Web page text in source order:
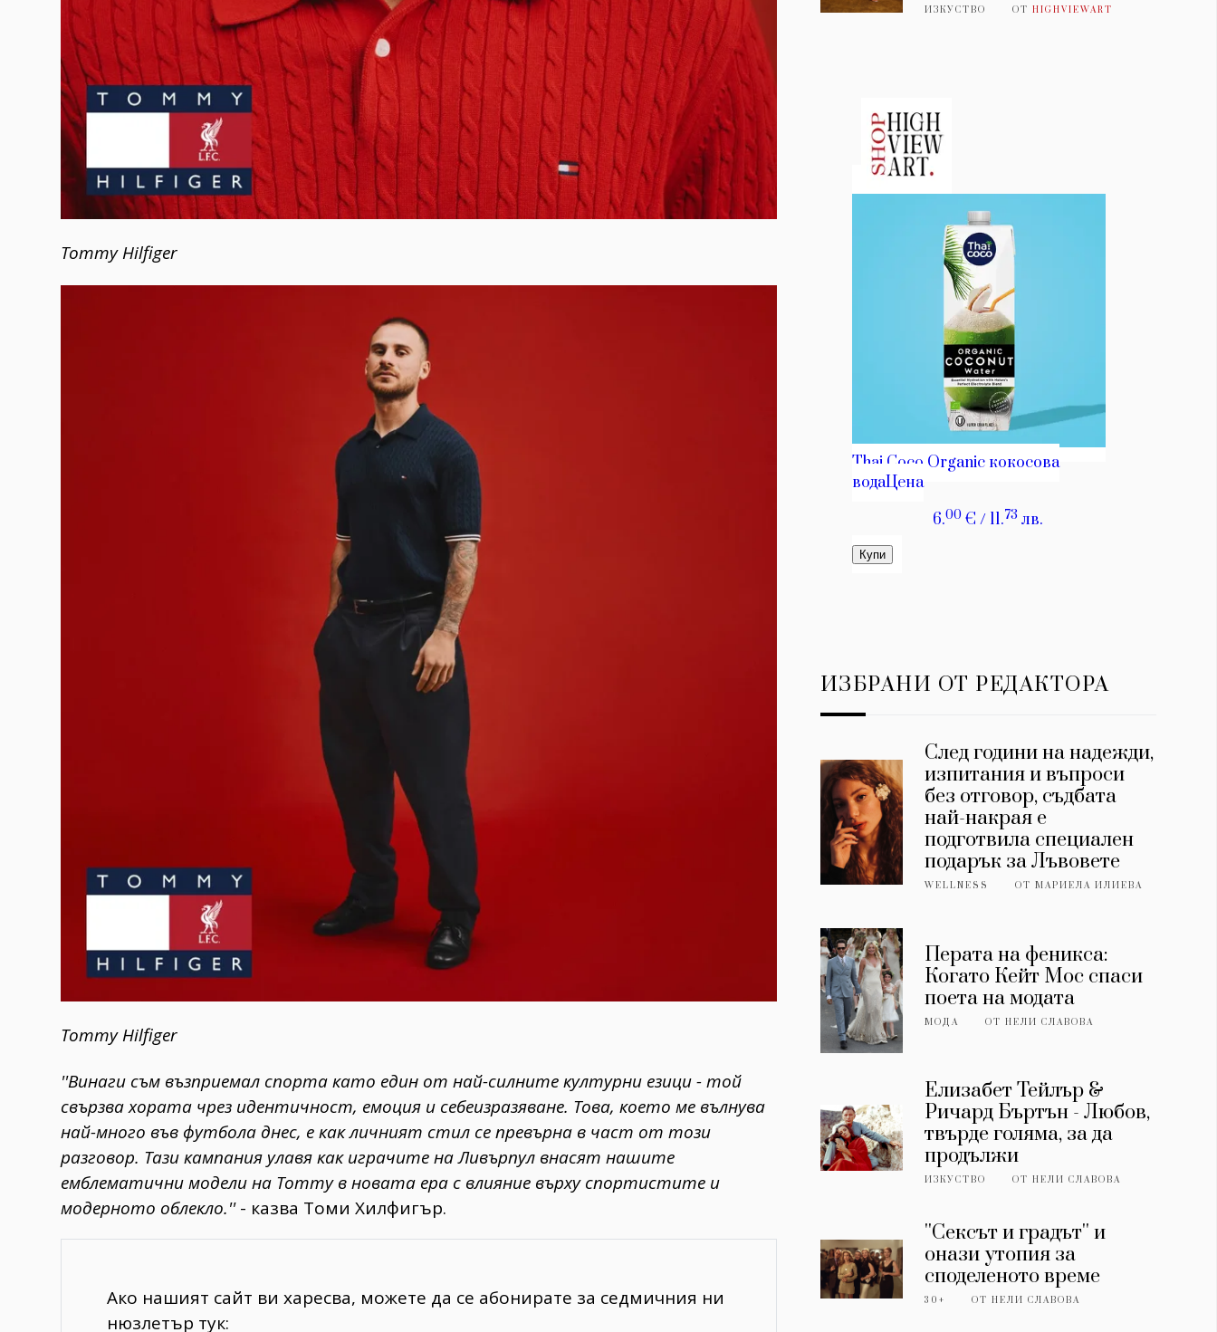
Tommy Hilfiger
Tommy Hilfiger
''Винаги съм възприемал спорта като един от най-силните културни езици - той
свързва хората чрез идентичност, емоция и себеизразяване. Това, което ме вълнува
най-много във футбола днес, е как личният стил се превърна в част от този
разговор. Тази кампания улавя как играчите на Ливърпул внасят нашите
емблематични модели на Tommy в новата ера с влияние върху спортистите и
модерното облекло.''- казва Томи Хилфигър.
Ако нашият сайт ви харесва, можете да се абонирате за седмичния ни
нюзлетър тук:
ИЗКУСТВО ОТHIGHVIEWART
ИЗБРАНИ ОТ РЕДАКТОРА
След години на надежди,
изпитания и въпроси
без отговор, съдбата
най-накрая е
подготвила специален
подарък за Лъвовете
WELLNESS ОТМАРИЕЛА ИЛИЕВА
Перата на феникса:
Когато Кейт Мос спаси
поета на модата
МОДА ОТНЕЛИ СЛАВОВА
Елизабет Тейлър &
Ричард Бъртън - Любов,
твърде голяма, за да
продължи
ИЗКУСТВО ОТНЕЛИ СЛАВОВА
''Сексът и градът'' и
онази утопия за
споделеното време
30+ ОТНЕЛИ СЛАВОВА